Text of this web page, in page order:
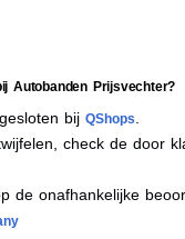
Autobanden Prijsvechter?
bij QShops
check de door
de onafhankelijke